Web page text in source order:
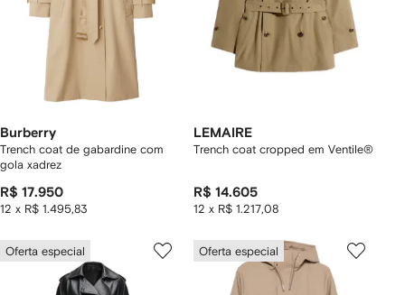
Burberry
Trench coat de gabardine com
gola xadrez
R$ 17.950
12 x R$ 1.495,83
LEMAIRE
Trench coat cropped em Ventile®
R$ 14.605
12 x R$ 1.217,08
Oferta especial Oferta especial